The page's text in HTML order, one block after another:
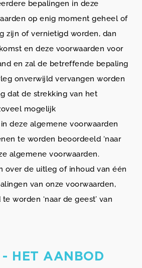
bepalingen in deze
op enig moment geheel of
zijn of vernietigd worden, dan
en deze voorwaarden voor
en zal de betreffende bepaling
onverwijld vervangen worden
dat de strekking van het
mogelijk
deze algemene voorwaarden
te worden beoordeeld ‘naar
algemene voorwaarden.
over de uitleg of inhoud van één
van onze voorwaarden,
worden ‘naar de geest’ van
HET AANBOD